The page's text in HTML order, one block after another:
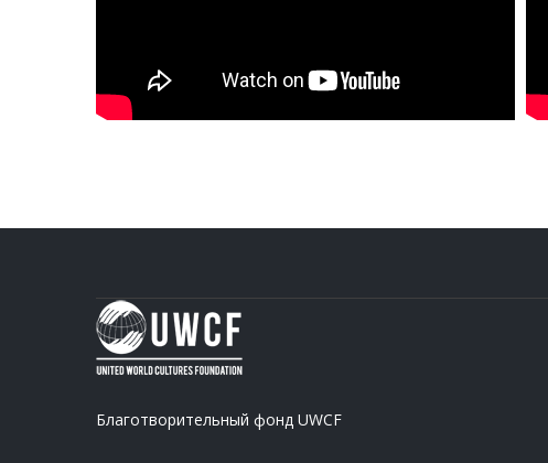
Благотворительный фонд UWCF